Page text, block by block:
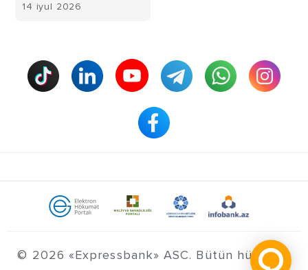
14 iyul 2026
© 2026 «Expressbank» ASC. Bütün hüquqlar